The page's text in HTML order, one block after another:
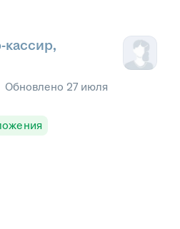
кассир,
Обновлено 27 июля